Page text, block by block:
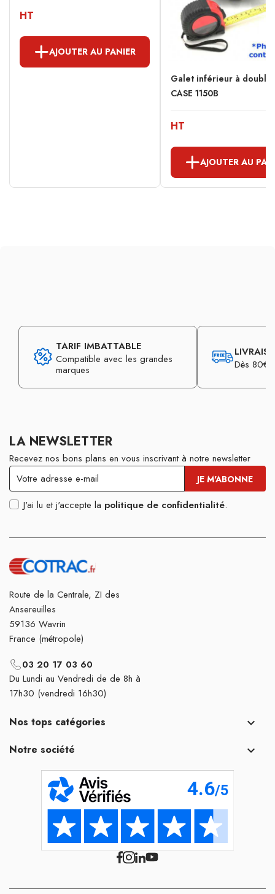
HT
AJOUTER AU PANIER
Galet inférieur à
CASE 1150B
HT
AJOUTER AU
TARIF IMBATTABLE
Compatible avec les grandes
marques
Dès 80€
LA NEWSLETTER
Recevez nos bons plans en vous inscrivant à notre newsletter
J'ai lu et j'accepte la politique de confidentialité.
Route de la Centrale, ZI des
Ansereuilles
59136 Wavrin
France (métropole)
03 20 17 03 60
Du Lundi au Vendredi de de 8h à
17h30 (vendredi 16h30)
Nos tops catégories 
Notre société 